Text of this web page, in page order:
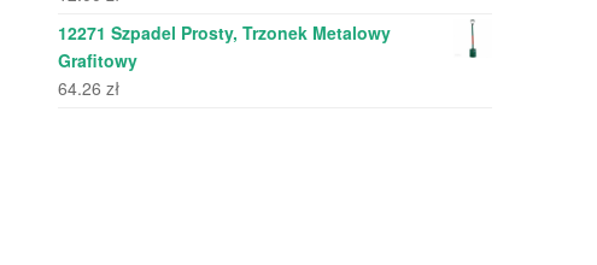
12271 Szpadel Prosty, Trzonek Metalowy
Grafitowy
64.26 zł